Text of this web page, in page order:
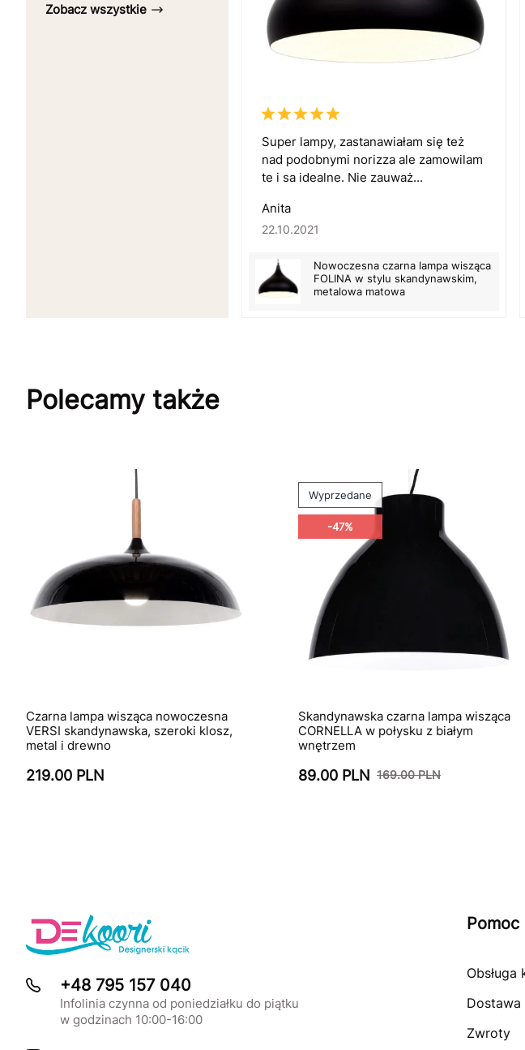
Zobacz wszystkie
Super lampy, zastanawiałam się też
nad podobnymi norizza ale zamowilam
te i sa idealne. Nie zauważ...
Anita
22.10.2021
Nowoczesna czarna lampa wisząca
FOLINA w stylu skandynawskim,
metalowa matowa
Polecamy także
Czarna lampa wisząca nowoczesna
VERSI skandynawska, szeroki klosz,
metal i drewno
219.00 PLN
Wyprzedane
-47%
Skandynawska czarna lampa wisząca
CORNELLA w połysku z białym
wnętrzem
89.00 PLN 169.00 PLN
+48 795 157 040
Infolinia czynna od poniedziałku do piątku
w godzinach 10:00-16:00
Pomoc
Obsługa
Dostawa
Zwroty